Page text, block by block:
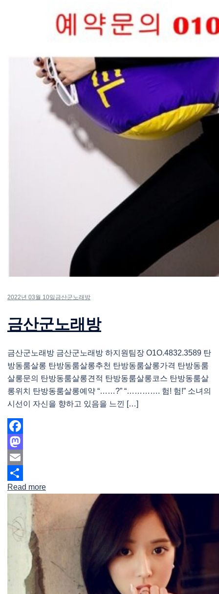
2022년 03월 10일 금산군노래방
금산군노래방
금산군노래방 금산군노래방 하지원팀장 O1O.4832.3589 탄
방동룸살롱 탄방동룸살롱추천 탄방동룸살롱가격 탄방동룸
살롱문의 탄방동룸살롱견적 탄방동룸살롱코스 탄방동룸살
롱위치 탄방동룸살롱예약 “……?” “…………. 험! 험!” 소녀의
시선이 자신을 향하고 있음을 느낀 […]
Facebook
Mastodon
Email
Share
Read more